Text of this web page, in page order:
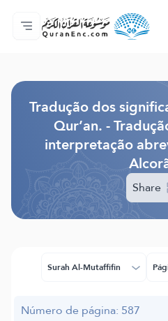
Página inicial
Índice de tradução
Audio
Serviços para
Acerca do projeto
Contacta-nos
Idioma
Tradução dos
Qur’an. -
interpretação
Share
Surah Al-Mutaffifin
Número de página: 587